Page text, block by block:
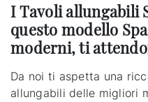
I Tavoli allungabili
questo modello
moderni, ti
Da noi ti aspetta una
allungabili delle migliori